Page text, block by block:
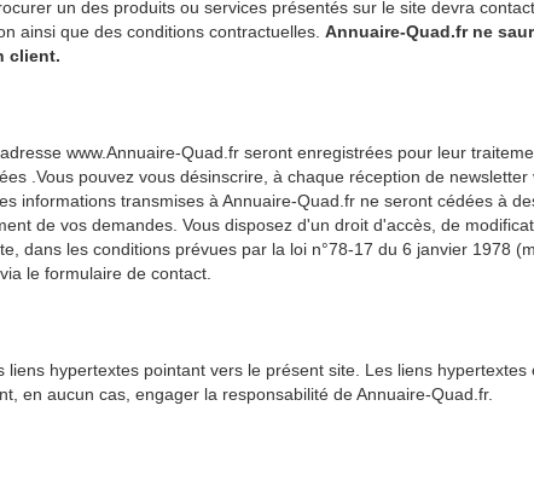
un des produits ou services présentés sur le site devra
ainsi que des conditions contractuelles. Annuaire-Quad.fr ne
client.
www.Annuaire-Quad.fr seront enregistrées pour leur
.Vous pouvez vous désinscrire, à chaque réception de
informations transmises à Annuaire-Quad.fr ne seront cédées à
de vos demandes. Vous disposez d'un droit d'accès, de
dans les conditions prévues par la loi n°78-17 du 6 janvier 1978
le formulaire de contact.
hypertextes pointant vers le présent site. Les liens
en aucun cas, engager la responsabilité de Annuaire-Quad.fr.